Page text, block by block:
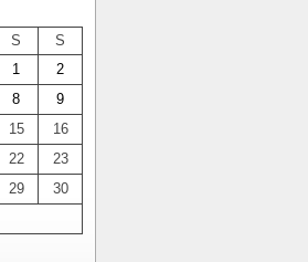
S
S
1
2
8
9
15
16
22
23
29
30